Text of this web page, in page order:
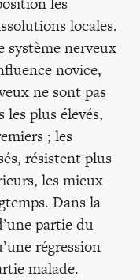
locales.
système nerveux
novice,
ne sont pas
les plus élevés,
; les
résistent plus
les mieux
Dans la
partie du
régression
malade.